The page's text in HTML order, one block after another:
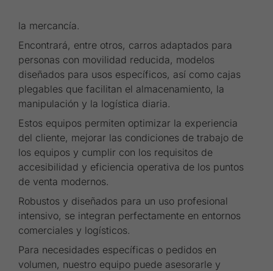
la mercancía.
Encontrará, entre otros, carros adaptados para
personas con movilidad reducida, modelos
diseñados para usos específicos, así como cajas
plegables que facilitan el almacenamiento, la
manipulación y la logística diaria.
Estos equipos permiten optimizar la experiencia
del cliente, mejorar las condiciones de trabajo de
los equipos y cumplir con los requisitos de
accesibilidad y eficiencia operativa de los puntos
de venta modernos.
Robustos y diseñados para un uso profesional
intensivo, se integran perfectamente en entornos
comerciales y logísticos.
Para necesidades específicas o pedidos en
volumen, nuestro equipo puede asesorarle y